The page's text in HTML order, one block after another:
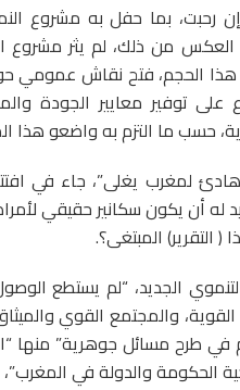
رحبت، بما حفل به مشروع
العكس من ذلك، لم يثر مشروع
الحجم، فتح نقاش عمومي
توفير معايير الجودة
حسب ما التزم به واضعو
لمغرب يغلى”، جاء في
له أن يكون سكانير حقيقي
المبتغى؟.
الجديد، “لم يستطع
والمجتمع القوي
طرح مسائل جوهرية” منها
الحكومة والدولة في